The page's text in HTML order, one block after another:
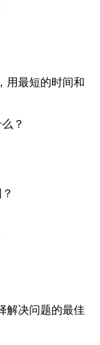
用最短的时间和
？
解决问题的最佳